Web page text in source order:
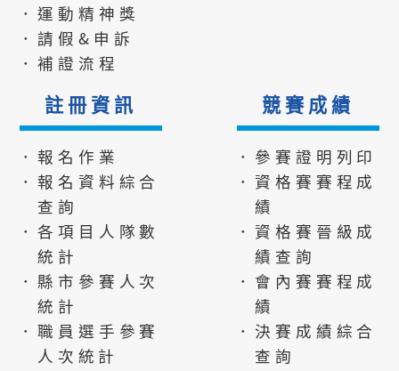
．運動精神獎
．請假&申訴
．補證流程
註冊資訊
．報名作業
．報名資料綜合
查詢
．各項目人隊數
統計
．縣市參賽人次
統計
．職員選手參賽
人次統計
競賽成績
．參賽證明列印
．資格賽賽程成
績
．資格賽晉級成
績查詢
．會內賽賽程成
績
．決賽成績綜合
查詢